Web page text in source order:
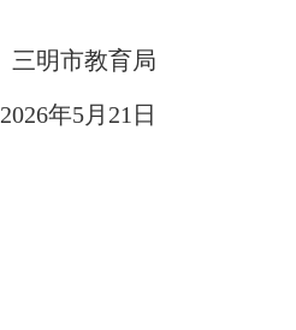
三明市教育局
2026年5月 21 日